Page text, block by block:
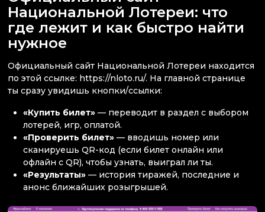
Национальной Лотереи: что
где лежит и как быстро найти
нужное
Официальный сайт Национальной Лотереи находится
по этой ссылке: https://nloto.ru/. На главной странице
ты сразу увидишь кнопки/ссылки:
«Купить билет» — переводит в раздел с выбором
лотерей, игр, оплатой.
«Проверить билет» — вводишь номер или
сканируешь QR-код (если билет онлайн или
офлайн с QR), чтобы узнать, выиграл ли ты.
«Результаты» — история тиражей, последние и
анонс ближайших розыгрышей.